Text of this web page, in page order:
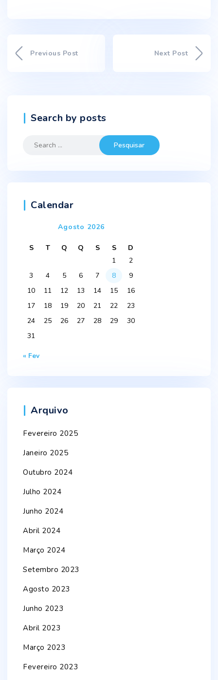
Previous Post Next Post
Search by posts
Search
Calendar
Agosto 2026
S T Q Q S S
D
1
2
3
4 5 6 7 8
9
10
11 12 13 14 15
16
17
18 19 20 21 22
23
24
25 26 27 28 29
30
31
« Fev
Arquivo
Fevereiro 2025
Janeiro 2025
Outubro 2024
Julho 2024
Junho 2024
Abril 2024
Março 2024
Setembro 2023
Agosto 2023
Junho 2023
Abril 2023
Março 2023
Fevereiro 2023